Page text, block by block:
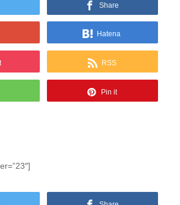
Share
Hatena
RSS
Pin it